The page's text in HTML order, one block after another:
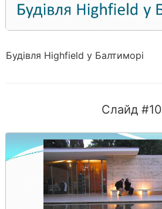
Будівля Highfield у Балтиморі
Слайд #10